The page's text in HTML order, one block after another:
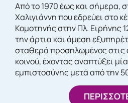
Από το 1970 έως και σήμερα,
Χαλιγιάννη που εδρεύει στο
Κομοτηνής στην Πλ. Ειρήνης
την άρτια και άμεση
σταθερά προσηλωμένος στις
κοινού, έχοντας αναπτύξει
εμπιστοσύνης μετά από την